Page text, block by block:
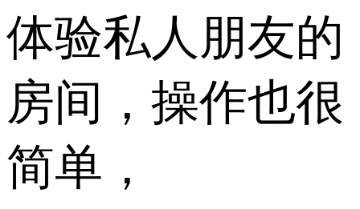
体验私人朋友的
房间，操作也很
简单，